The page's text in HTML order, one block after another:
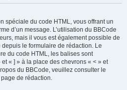
spéciale du code HTML, vous offrant un
d’un message. L’utilisation du BBCode
mais il vous est également possible de
le formulaire de rédaction. Le
du code HTML, les balises sont
« ] » à la place des chevrons « < » et
du BBCode, veuillez consulter le
de rédaction.